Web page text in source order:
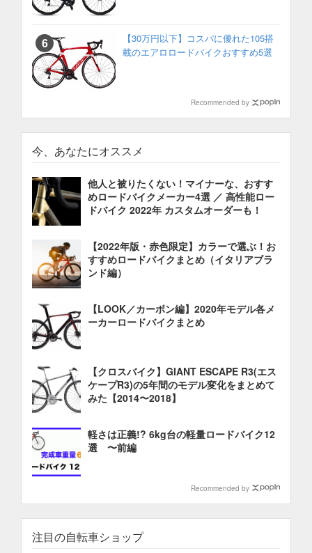
【30万円以下】コスパに優れた105搭
載のエアロロードバイクおすすめ5選
Recommended by
今、あなたにオススメ
他人と被りたくない！マイナーな、おすす
めロードバイクメーカー4選 ／ 高性能ロー
ドバイク 2022年 カスタムオーダーも！
【2022年版・赤色限定】カラーで選ぶ！お
すすめロードバイクまとめ（イタリアブラ
ンド編）
【LOOK／カーボン編】2020年モデル各メ
ーカーロードバイクまとめ
【クロスバイク】GIANT ESCAPE R3(エス
ケープR3)の5年間のモデル変化をまとめて
みた【2014〜2018】
軽さは正義!? 6kg台の軽量ロードバイク12
選 〜前編
Recommended by
注目の自転車ショップ